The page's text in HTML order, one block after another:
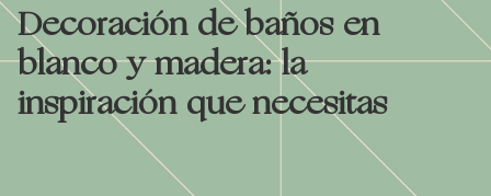
Decoración de baños en
blanco y madera: la
inspiración que necesitas